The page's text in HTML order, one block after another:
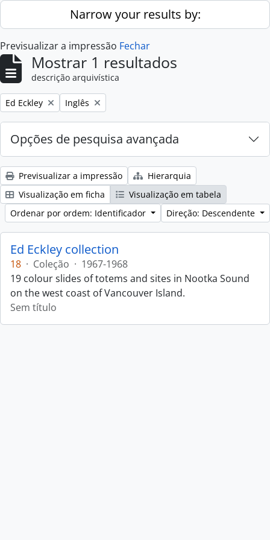
Skip to main contentNarrow your results by:
Previsualizar a impressão Fechar
Mostrar 1 resultados
descrição arquivística
Remove filter:
Ed Eckley Remove filter:
Inglês
Opções de pesquisa avançada
Previsualizar a impressão
Hierarquia
Visualização em ficha
Visualização em tabela
Ordenar por ordem: Identificador
Direção: Descendente
Ed Eckley collection
18 · Coleção · 1967-1968
19 colour slides of totems and sites in Nootka Sound
on the west coast of Vancouver Island.
Sem título